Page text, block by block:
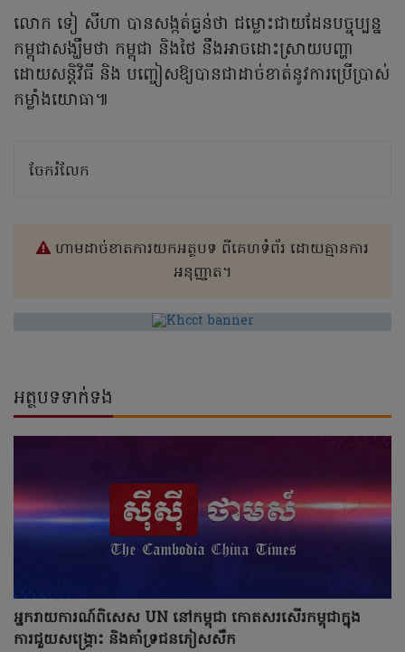
លោក ទៀ សីហា បានសង្កត់ធ្ងន់ថា ជម្លោះជាយដែនបច្ចុប្បន្ន
កម្ពុជាសង្ឃឹមថា កម្ពុជា និងថៃ នឹងអាចដោះស្រាយបញ្ហា
ដោយសន្តិវិធី និង បញ្ចៀសឱ្យបានជាដាច់ខាត់នូវការប្រើប្រាស់
កម្លាំងយោធា៕
ចែករំលែក
ហាមដាច់ខាតការយកអត្ថបទ ពីគេហទំព័រ ដោយគ្មានការ
អនុញ្ញាត។
អត្ថបទទាក់ទង
អ្នករាយការណ៍ពិសេស UN នៅកម្ពុជា កោតសរសើរកម្ពុជាក្នុង
ការជួយសង្គ្រោះ និងគាំទ្រជនភៀសសឹក